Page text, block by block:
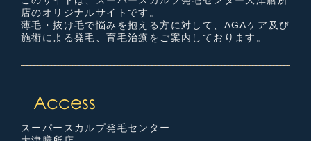
店のオリジナルサイトです。
薄毛・抜け毛で悩みを抱える方に対して、AGAケア及び
施術による発毛、育毛治療をご案内しております。
スーパースカルプ発毛センター